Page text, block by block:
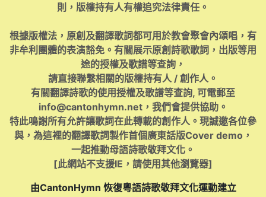
則，版權持有人有權追究法律責任。
根據版權法，原創及翻譯歌詞都可用於教會聚會內頌唱，有
非牟利團體的表演豁免。有關展示原創詩歌歌詞，出版等用
途的授權及歌譜等查詢，
請直接聯繫相關的版權持有人 / 創作人。
有關翻譯詩歌的使用授權及歌譜等查詢, 可電郵至
info@cantonhymn.net，我們會提供協助。
特此鳴謝所有允許讓歌詞在此轉載的創作人。現誠邀各位參
與，為這裡的翻譯歌詞製作首個廣東話版Cover demo，
一起推動母語詩歌敬拜文化。
[此網站不支援IE，請使用其他瀏覽器]
由CantonHymn 恢復粵語詩歌敬拜文化運動建立